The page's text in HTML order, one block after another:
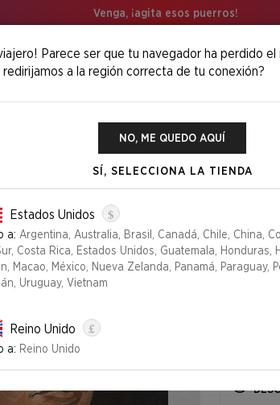
Venga, ¡agita esos puerros!
Edición
Parece ser que tu navegador ha perdido el
a la región correcta de tu conexión?
NO, ME QUEDO AQUÍ
SÍ, SELECCIONA LA TIENDA
Estados Unidos $
a: Argentina, Australia, Brasil, Canadá, Chile, China,
Costa Rica, Estados Unidos, Guatemala, Honduras,
Macao, México, Nueva Zelanda, Panamá, Paraguay,
Uruguay, Vietnam
Reino Unido £
a: Reino Unido